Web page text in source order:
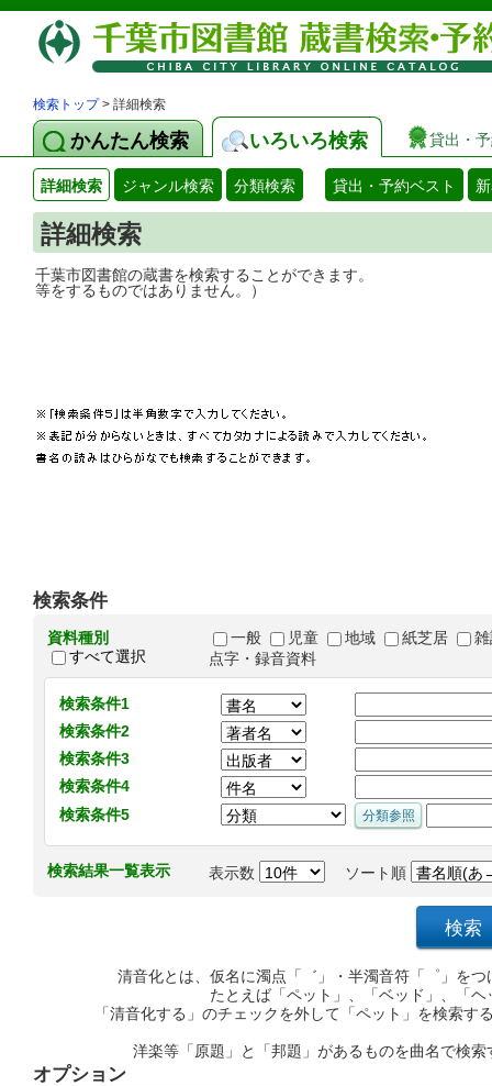
検索トップ> 詳細検索
かんたん検索 いろいろ検索 貸出・
詳細検索 ジャンル検索 分類検索 貸出・予約ベスト
詳細検索
千葉市図書館の蔵書を検索することがで
等をするものではありません。）
検索条件
資料種別
すべて選択
一般 児童 地域 紙芝居
点字・録音資料
検索条件1
検索条件2
検索条件3
検索条件4
検索条件5
検索結果一覧表示 表示数 ソート順
清音化とは、仮名に濁点「゛」・半濁音符「゜」を
たとえば「ペット」、「ベッド」、「
「清音化する」のチェックを外して「ペット」を検索
洋楽等「原題」と「邦題」があるものを曲名で検
オプション